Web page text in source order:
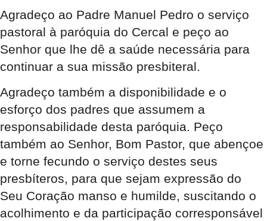
Agradeço ao Padre Manuel Pedro o serviço
pastoral à paróquia do Cercal e peço ao
Senhor que lhe dê a saúde necessária para
continuar a sua missão presbiteral.
Agradeço também a disponibilidade e o
esforço dos padres que assumem a
responsabilidade desta paróquia. Peço
também ao Senhor, Bom Pastor, que abençoe
e torne fecundo o serviço destes seus
presbíteros, para que sejam expressão do
Seu Coração manso e humilde, suscitando o
acolhimento e da participação corresponsável